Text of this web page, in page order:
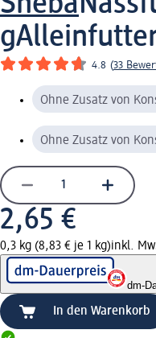
g
4.8 (33
Ohne Zusatz von
Ohne Zusatz von
2,65 €
0,3 kg (8,83 € je 1 kg)inkl.
dm-
In den Warenkorb